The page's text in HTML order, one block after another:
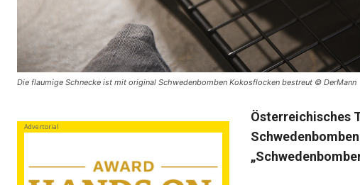
Die flaumige Schnecke ist mit original Schwedenbomben Kokosflocken bestreut © DerMann
Advertorial
Österreichisches